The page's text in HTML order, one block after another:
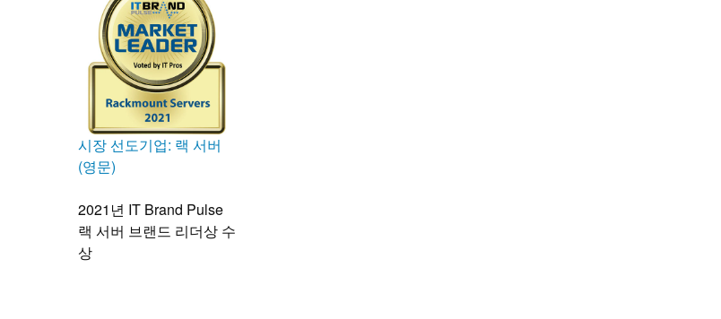
시장 선도기업: 랙 서버
(영문)
2021년 IT Brand Pulse
랙 서버 브랜드 리더상 수
상